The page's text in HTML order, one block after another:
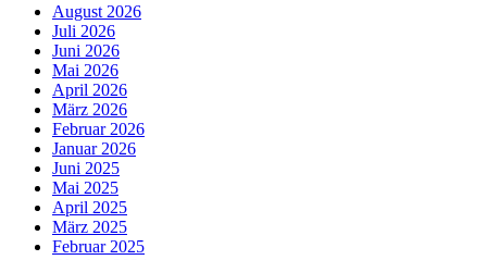
August 2026
Juli 2026
Juni 2026
Mai 2026
April 2026
März 2026
Februar 2026
Januar 2026
Juni 2025
Mai 2025
April 2025
März 2025
Februar 2025